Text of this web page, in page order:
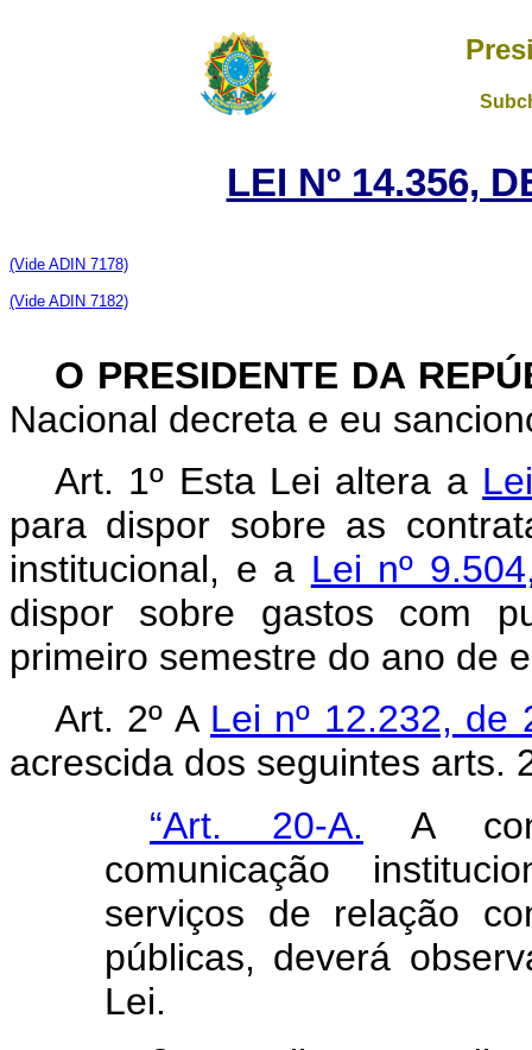
LEI Nº 14.356,
(Vide ADIN 7178)
(Vide ADIN 7182)
O PRESIDENTE DA
Nacional decreta e eu
Art. 1º Esta Lei altera a
para dispor sobre as
institucional, e a Lei nº
dispor sobre gastos com
primeiro semestre do ano de
Art. 2º A Lei nº 12.232, de
acrescida dos seguintes arts.
“Art. 20-A. A
comunicação
serviços de relação
públicas, deverá
Lei.